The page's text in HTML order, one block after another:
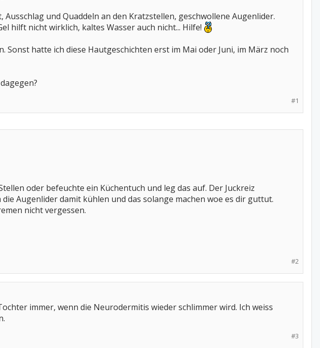
und Quaddeln an den Kratzstellen, geschwollene Augenlider.
hilft nicht wirklich, kaltes Wasser auch nicht... Hilfe!
hatte ich diese Hautgeschichten erst im Mai oder Juni, im März noch
#1
oder befeuchte ein Küchentuch und leg das auf. Der Juckreiz
Augenlider damit kühlen und das solange machen woe es dir guttut.
nicht vergessen.
#2
immer, wenn die Neurodermitis wieder schlimmer wird. Ich weiss
#3